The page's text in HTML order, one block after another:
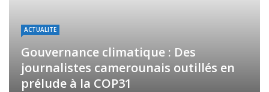
ACTUALITE
Gouvernance climatique : Des
journalistes camerounais outillés en
prélude à la COP31